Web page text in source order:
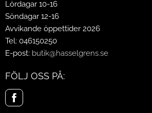
Lördagar 10-16
Söndagar 12-16
Avvikande öppettider 2026
Tel: 046150250
E-post: butik@hasselgrens.se
FÖLJ OSS PÅ: